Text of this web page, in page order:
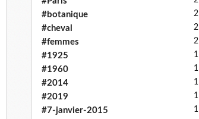
#botanique 2
#cheval 2
#femmes 2
#1925 1
#1960 1
#2014 1
#2019 1
#7-janvier-2015 1